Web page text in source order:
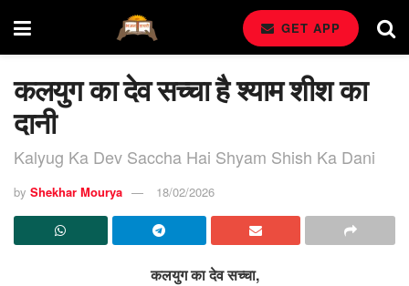
GET APP
कलयुग का देव सच्चा है श्याम शीश का
दानी
Kalyug Ka Dev Saccha Hai Shyam Shish Ka Dani
by Shekhar Mourya 18/02/2026
कलयुग का देव सच्चा,